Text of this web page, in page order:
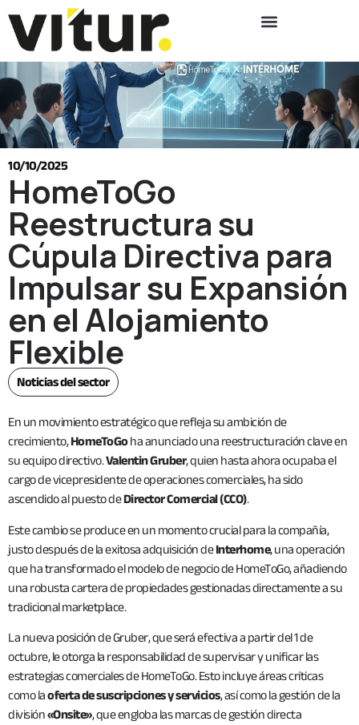
10/10/2025
HomeToGo
Reestructura su
Cúpula Directiva para
Impulsar su Expansión
en el Alojamiento
Flexible
Noticias del sector
En un movimiento estratégico que refleja su ambición de
crecimiento,HomeToGoha anunciado una reestructuración clave en
su equipo directivo.Valentin Gruber, quien hasta ahora ocupaba el
cargo de vicepresidente de operaciones comerciales, ha sido
ascendido al puesto deDirector Comercial (CCO).
Este cambio se produce en un momento crucial para la compañía,
justo después de la exitosa adquisición deInterhome, una operación
que ha transformado el modelo de negocio de HomeToGo, añadiendo
una robusta cartera de propiedades gestionadas directamente a su
tradicional marketplace.
La nueva posición de Gruber, que será efectiva a partir del 1 de
octubre, le otorga la responsabilidad de supervisar y unificar las
estrategias comerciales de HomeToGo. Esto incluye áreas críticas
como laoferta de suscripciones y servicios, así como la gestión de la
división«Onsite», que engloba las marcas de gestión directa